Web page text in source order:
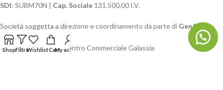
SDI: SUBM70N | Cap. Sociale 131.500,00 I.V.
Società soggetta a direzione e coordinamento da parte di GenALFA
Holding srl
Via A. Ponti n. 4 – Centro Commerciale Galassia
ShopFiltraWishlistCartMy account